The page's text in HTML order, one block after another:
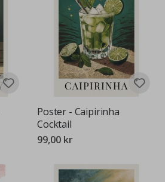
Poster - Caipirinha
Cocktail
99,00 kr